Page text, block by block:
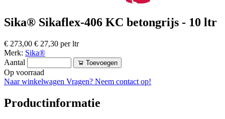
Sika® Sikaflex-406 KC betongrijs - 10 ltr
€ 273,00 € 27,30 per ltr
Merk: Sika®
Aantal
Toevoegen
Op voorraad
Naar winkelwagen Vragen? Neem contact op!
Productinformatie